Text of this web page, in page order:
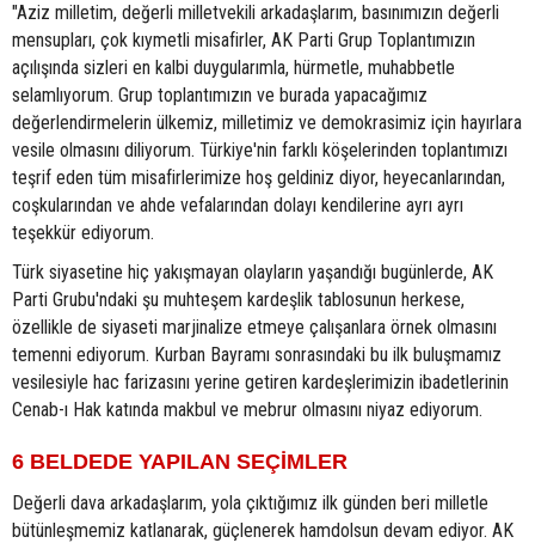
"Aziz milletim, değerli milletvekili arkadaşlarım, basınımızın değerli
mensupları, çok kıymetli misafirler, AK Parti Grup Toplantımızın
açılışında sizleri en kalbi duygularımla, hürmetle, muhabbetle
selamlıyorum. Grup toplantımızın ve burada yapacağımız
değerlendirmelerin ülkemiz, milletimiz ve demokrasimiz için hayırlara
vesile olmasını diliyorum. Türkiye'nin farklı köşelerinden toplantımızı
teşrif eden tüm misafirlerimize hoş geldiniz diyor, heyecanlarından,
coşkularından ve ahde vefalarından dolayı kendilerine ayrı ayrı
teşekkür ediyorum.
Türk siyasetine hiç yakışmayan olayların yaşandığı bugünlerde, AK
Parti Grubu'ndaki şu muhteşem kardeşlik tablosunun herkese,
özellikle de siyaseti marjinalize etmeye çalışanlara örnek olmasını
temenni ediyorum. Kurban Bayramı sonrasındaki bu ilk buluşmamız
vesilesiyle hac farizasını yerine getiren kardeşlerimizin ibadetlerinin
Cenab-ı Hak katında makbul ve mebrur olmasını niyaz ediyorum.
6 BELDEDE YAPILAN SEÇİMLER
Değerli dava arkadaşlarım, yola çıktığımız ilk günden beri milletle
bütünleşmemiz katlanarak, güçlenerek hamdolsun devam ediyor. AK